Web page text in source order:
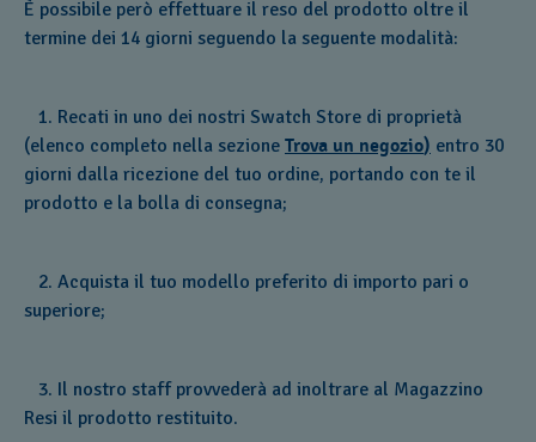
È possibile però effettuare il reso del prodotto oltre il
termine dei 14 giorni seguendo la seguente modalità:
1. Recati in uno dei nostri Swatch Store di proprietà
(elenco completo nella sezione Trova un negozio) entro 30
giorni dalla ricezione del tuo ordine, portando con te il
prodotto e la bolla di consegna;
2. Acquista il tuo modello preferito di importo pari o
superiore;
3. Il nostro staff provvederà ad inoltrare al Magazzino
Resi il prodotto restituito.